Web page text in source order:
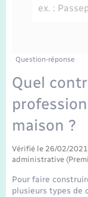
Etat-civil -
Parrainage civil
Recensement
Concessions
Nouvel
Numérique
Organisation
Transports
Travaux -
Plan interactif
La
Question-réponse
Quel
maison ?
Vérifié le 26/02/
administrative
Pour faire
plusieurs types de